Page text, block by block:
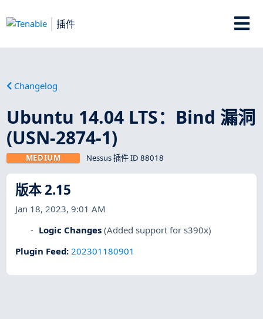
插件
Changelog
Ubuntu 14.04 LTS：Bind 漏洞
(USN-2874-1)
MEDIUM Nessus 插件 ID 88018
版本 2.15
Jan 18, 2023, 9:01 AM
Logic Changes (Added support for s390x)
Plugin Feed:202301180901